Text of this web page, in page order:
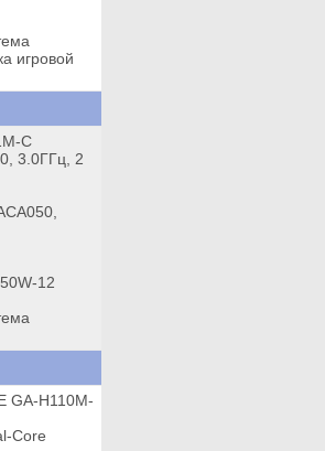
игровой
C
3.0ГГц, 2
12
GA-H110M-
Core